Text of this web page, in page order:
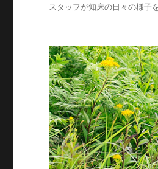
スタッフが知床の日々の様子